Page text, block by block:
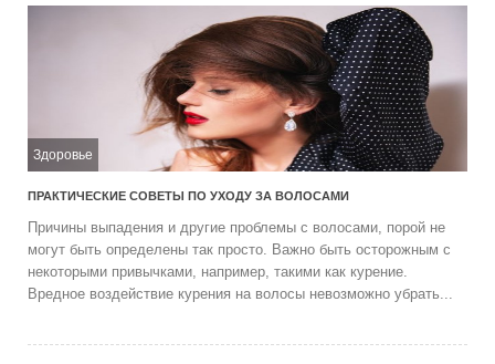
Здоровье
ПРАКТИЧЕСКИЕ СОВЕТЫ ПО УХОДУ ЗА ВОЛОСАМИ
Причины выпадения и другие проблемы с волосами, порой не
могут быть определены так просто. Важно быть осторожным с
некоторыми привычками, например, такими как курение.
Вредное воздействие курения на волосы невозможно убрать...